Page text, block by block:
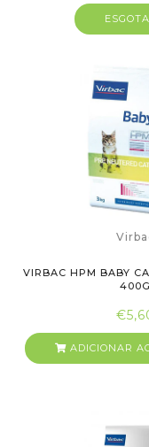
VIRBAC HPM BABY
400G
ADICIONAR